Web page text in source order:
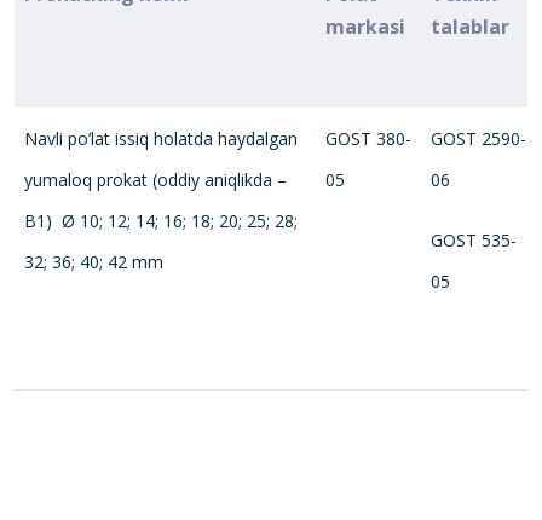
markasi
talablar
Navli po’lat issiq holatda haydalgan
yumaloq prokat (oddiy aniqlikda –
В1) Ø 10; 12; 14; 16; 18; 20; 25; 28;
32; 36; 40; 42 mm
GOST 380-
05
GOST 2590-
06
GOST 535-
05